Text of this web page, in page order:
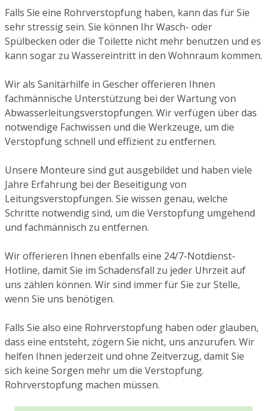
Falls Sie eine Rohrverstopfung haben, kann das für Sie
sehr stressig sein. Sie können Ihr Wasch- oder
Spülbecken oder die Toilette nicht mehr benutzen und es
kann sogar zu Wassereintritt in den Wohnraum kommen.
Wir als Sanitärhilfe in Gescher offerieren Ihnen
fachmännische Unterstützung bei der Wartung von
Abwasserleitungsverstopfungen. Wir verfügen über das
notwendige Fachwissen und die Werkzeuge, um die
Verstopfung schnell und effizient zu entfernen.
Unsere Monteure sind gut ausgebildet und haben viele
Jahre Erfahrung bei der Beseitigung von
Leitungsverstopfungen. Sie wissen genau, welche
Schritte notwendig sind, um die Verstopfung umgehend
und fachmännisch zu entfernen.
Wir offerieren Ihnen ebenfalls eine 24/7-Notdienst-
Hotline, damit Sie im Schadensfall zu jeder Uhrzeit auf
uns zählen können. Wir sind immer für Sie zur Stelle,
wenn Sie uns benötigen.
Falls Sie also eine Rohrverstopfung haben oder glauben,
dass eine entsteht, zögern Sie nicht, uns anzurufen. Wir
helfen Ihnen jederzeit und ohne Zeitverzug, damit Sie
sich keine Sorgen mehr um die Verstopfung.
Rohrverstopfung machen müssen.